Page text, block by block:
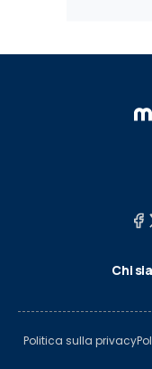
Chi
Politica sulla privacy